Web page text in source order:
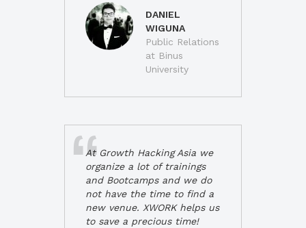
DANIEL
WIGUNA
Public Relations
at Binus
University
At Growth Hacking Asia we
organize a lot of trainings
and Bootcamps and we do
not have the time to find a
new venue. XWORK helps us
to save a precious time!